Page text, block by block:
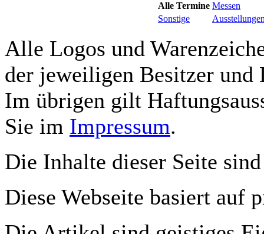
Alle Termine Messen
Sonstige
Alle Logos und
der jeweiligen Besitzer und
Im übrigen gilt
Sie im Impressum.
Die Inhalte dieser Seite
Diese Webseite basiert auf